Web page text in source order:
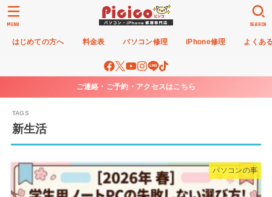
はじめての方へ 料金表 パソコン修理 iPhone修理 よくあ
SEARCH
MENU
ご連絡・ご予約・アクセスはこちら
新生活
パソコンの事